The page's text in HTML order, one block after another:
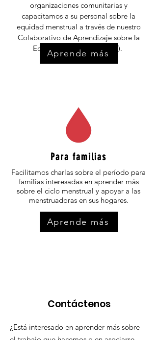
organizaciones comunitarias y
capacitamos a su personal sobre la
equidad menstrual a través de nuestro
Colaborativo de Aprendizaje sobre la
Equidad Menstrual (MELC).
Aprende más
Para familias
Facilitamos charlas sobre el período para
familias interesadas en aprender más
sobre el ciclo menstrual y apoyar a las
menstruadoras en sus hogares.
Aprende más
Contáctenos
¿Está interesado en aprender más sobre